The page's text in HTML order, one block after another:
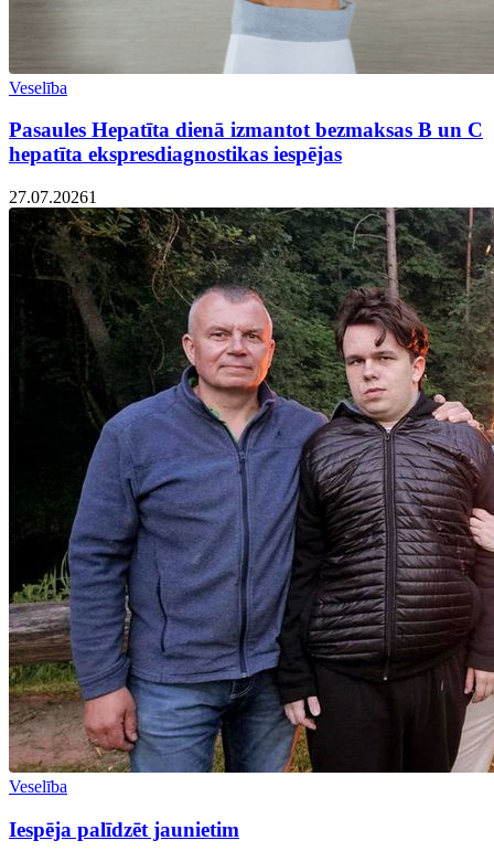
Veselība
Pasaules Hepatīta dienā izmantot bezmaksas B un C
hepatīta ekspresdiagnostikas iespējas
27.07.20261
Veselība
Iespēja palīdzēt jaunietim